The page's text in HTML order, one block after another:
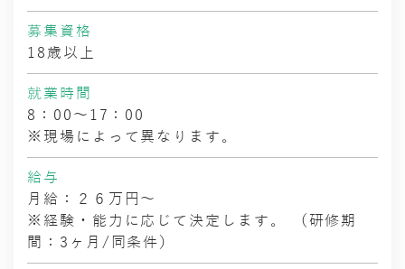
募集資格
18歳以上
就業時間
8：00～17：00
※現場によって異なります。
給与
月給：２６万円～
※経験・能力に応じて決定します。 （研修期
間：3ヶ月/同条件）